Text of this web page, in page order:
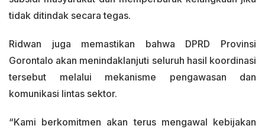
tidak ditindak secara tegas.
Ridwan juga memastikan bahwa DPRD Provinsi
Gorontalo akan menindaklanjuti seluruh hasil koordinasi
tersebut melalui mekanisme pengawasan dan
komunikasi lintas sektor.
“Kami berkomitmen akan terus mengawal kebijakan